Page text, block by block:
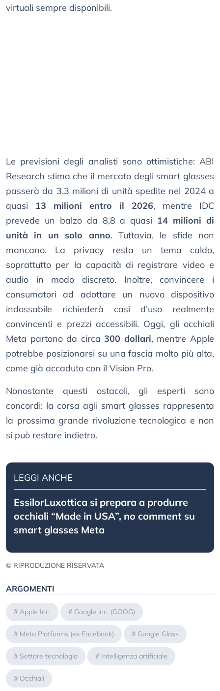
virtuali sempre disponibili.
Le previsioni degli analisti sono ottimistiche: ABI
Research stima che il mercato degli smart glasses
passerà da 3,3 milioni di unità spedite nel 2024 a
quasi 13 milioni entro il 2026, mentre IDC
prevede un balzo da 8,8 a quasi 14 milioni di
unità in un solo anno. Tuttavia, le sfide non
mancano. La privacy resta un tema caldo,
soprattutto per la capacità di registrare video e
audio in modo discreto. Inoltre, convincere i
consumatori ad adottare un nuovo dispositivo
indossabile richiederà casi d’uso realmente
convincenti e prezzi accessibili. Oggi, gli occhiali
Meta partono da circa300 dollari, mentre Apple
potrebbe posizionarsi su una fascia molto più alta,
come già accaduto con il Vision Pro.
Nonostante questi ostacoli, gli esperti sono
concordi: la corsa agli smart glasses rappresenta
la prossima grande rivoluzione tecnologica e non
si può restare indietro.
LEGGI ANCHE
EssilorLuxottica si prepara a produrre
occhiali “Made in USA”, no comment su
smart glasses Meta
© RIPRODUZIONE RISERVATA
ARGOMENTI
# Apple Inc. # Google inc. (GOOG)
# Meta Platforms (ex Facebook) # Google Glass
# Settore tecnologia # Intelligenza artificiale
# Occhiali